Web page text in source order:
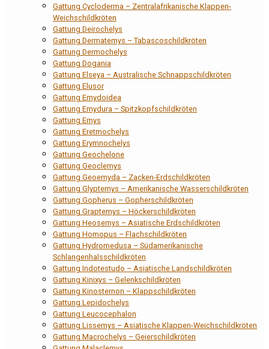
Gattung Cycloderma – Zentralafrikanische Klappen-
Weichschildkröten
Gattung Deirochelys
Gattung Dermatemys – Tabascoschildkröten
Gattung Dermochelys
Gattung Dogania
Gattung Elseya – Australische Schnappschildkröten
Gattung Elusor
Gattung Emydoidea
Gattung Emydura – Spitzkopfschildkröten
Gattung Emys
Gattung Eretmochelys
Gattung Erymnochelys
Gattung Geochelone
Gattung Geoclemys
Gattung Geoemyda – Zacken-Erdschildkröten
Gattung Glyptemys – Amerikanische Wasserschildkröten
Gattung Gopherus – Gopherschildkröten
Gattung Graptemys – Höckerschildkröten
Gattung Heosemys – Asiatische Erdschildkröten
Gattung Homopus – Flachschildkröten
Gattung Hydromedusa – Südamerikanische
Schlangenhalsschildkröten
Gattung Indotestudo – Asiatische Landschildkröten
Gattung Kinixys – Gelenkschildkröten
Gattung Kinosternon – Klappschildkröten
Gattung Lepidochelys
Gattung Leucocephalon
Gattung Lissemys – Asiatische Klappen-Weichschildkröten
Gattung Macrochelys – Geierschildkröten